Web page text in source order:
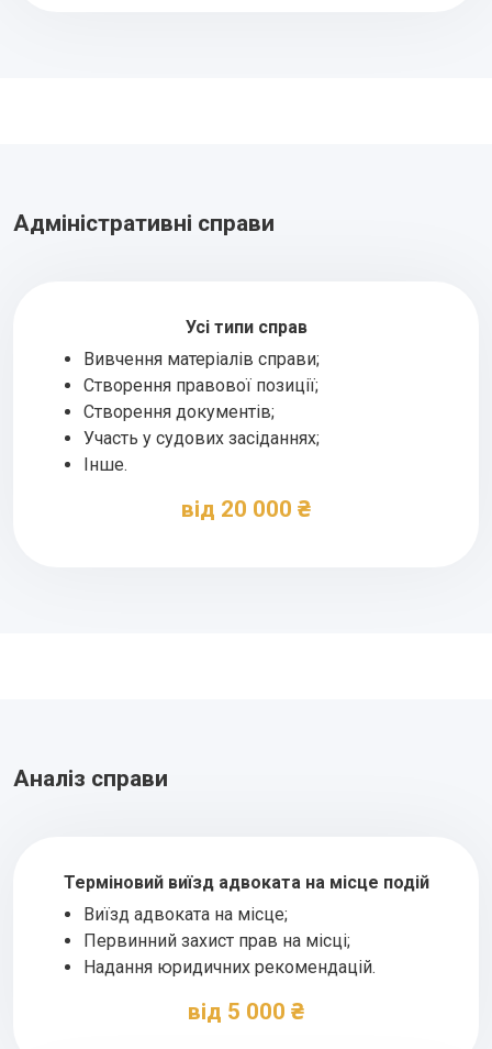
Адміністративні справи
Усі типи справ
Вивчення матеріалів справи;
Створення правової позиції;
Створення документів;
Участь у судових засіданнях;
Інше.
від 20 000 ₴
Аналіз справи
Терміновий виїзд адвоката на місце подій
Виїзд адвоката на місце;
Первинний захист прав на місці;
Надання юридичних рекомендацій.
від 5 000 ₴